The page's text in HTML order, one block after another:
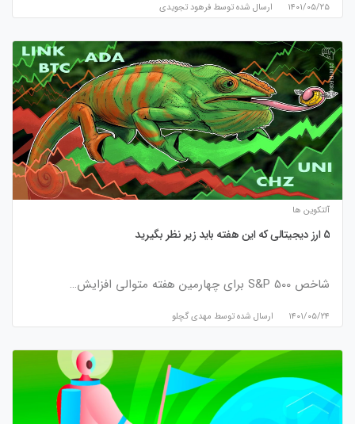
۱۴۰۱/۰۵/۲۵ ارسال شده توسط فرهود تجویدی
آلتکوین ها
5 ارز دیجیتالی که این هفته باید زیر نظر بگیرید
شاخص S&P 500 برای چهارمین هفته متوالی افزایش…
۱۴۰۱/۰۵/۲۴ ارسال شده توسط مهدی گچلو